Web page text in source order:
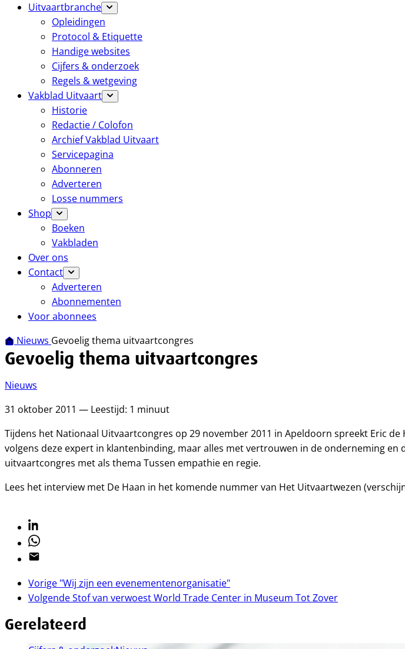
Uitvaartbranche
Opleidingen
Protocol & Etiquette
Handige websites
Cijfers & onderzoek
Regels & wetgeving
Vakblad Uitvaart
Historie
Redactie / Colofon
Archief Vakblad Uitvaart
Servicepagina
Abonneren
Adverteren
Losse nummers
Shop
Boeken
Vakbladen
Over ons
Contact
Adverteren
Abonnementen
Voor abonnees
Nieuws Gevoelig thema uitvaartcongres
Gevoelig thema uitvaartcongres
Nieuws
31 oktober 2011 — Leestijd: 1 minuut
Tijdens het Nationaal Uitvaartcongres op 29 november 2011 in Apeldoorn spreekt Eric
volgens deze expert in klantenbinding, maar alles met vertrouwen in de onderneming
uitvaartcongres met als thema Tussen empathie en regie.
Lees het interview met De Haan in het komende nummer van Het Uitvaartwezen
Linkedin
Whatsapp
Email
Vorige "Wij zijn een evenementenorganisatie"
VolgendeStof van verwoest World Trade Center in Museum Tot Zover
Gerelateerd